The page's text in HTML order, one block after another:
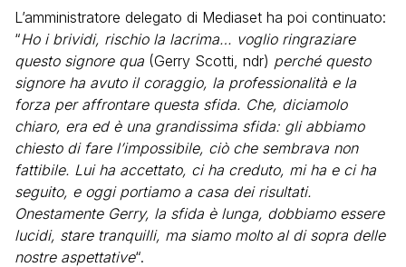
L’amministratore delegato di Mediaset ha poi continuato:
“Ho i brividi, rischio la lacrima… voglio ringraziare
questo signore qua (Gerry Scotti, ndr) perché questo
signore ha avuto il coraggio, la professionalità e la
forza per affrontare questa sfida. Che, diciamolo
chiaro, era ed è una grandissima sfida: gli abbiamo
chiesto di fare l’impossibile, ciò che sembrava non
fattibile. Lui ha accettato, ci ha creduto, mi ha e ci ha
seguito, e oggi portiamo a casa dei risultati.
Onestamente Gerry, la sfida è lunga, dobbiamo essere
lucidi, stare tranquilli, ma siamo molto al di sopra delle
nostre aspettative“.